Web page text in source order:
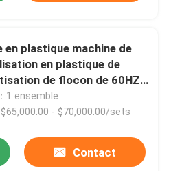
en plastique machine de
en plastique de
de flocon de 60HZ
de granulatoire
1 ensemble
$65,000.00 - $70,000.00/sets
Contact